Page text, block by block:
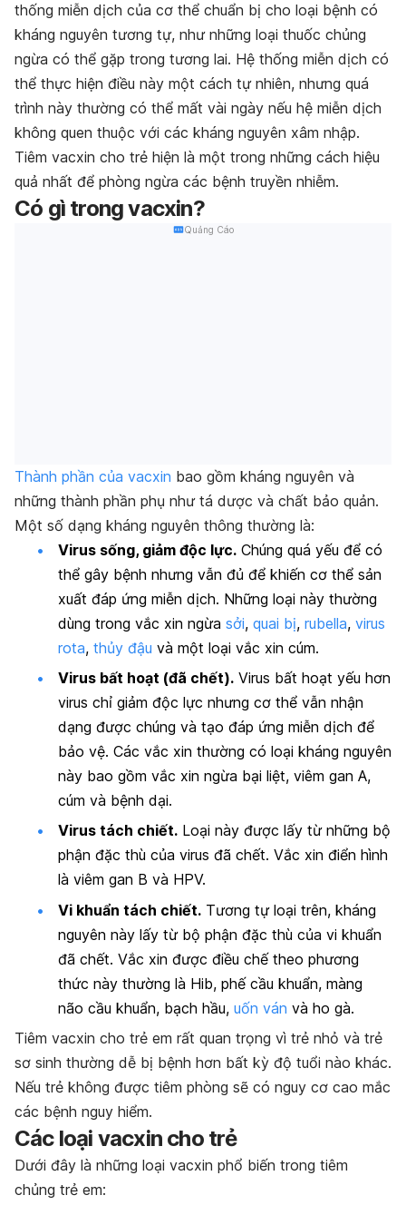
thống miễn dịch của cơ thể chuẩn bị cho loại bệnh có
kháng nguyên tương tự, như những loại thuốc chủng
ngừa có thể gặp trong tương lai. Hệ thống miễn dịch có
thể thực hiện điều này một cách tự nhiên, nhưng quá
trình này thường có thể mất vài ngày nếu hệ miễn dịch
không quen thuộc với các kháng nguyên xâm nhập.
Tiêm vacxin cho trẻ hiện là một trong những cách hiệu
quả nhất để phòng ngừa các bệnh truyền nhiễm.
Có gì trong vacxin?
Quảng Cáo
Thành phần của vacxin bao gồm kháng nguyên và
những thành phần phụ như tá dược và chất bảo quản.
Một số dạng kháng nguyên thông thường là:
Virus sống, giảm độc lực. Chúng quá yếu để có
thể gây bệnh nhưng vẫn đủ để khiến cơ thể sản
xuất đáp ứng miễn dịch. Những loại này thường
dùng trong vắc xin ngừa sởi, quai bị, rubella, virus
rota, thủy đậu và một loại vắc xin cúm.
Virus bất hoạt (đã chết). Virus bất hoạt yếu hơn
virus chỉ giảm độc lực nhưng cơ thể vẫn nhận
dạng được chúng và tạo đáp ứng miễn dịch để
bảo vệ. Các vắc xin thường có loại kháng nguyên
này bao gồm vắc xin ngừa bại liệt, viêm gan A,
cúm và bệnh dại.
Virus tách chiết. Loại này được lấy từ những bộ
phận đặc thù của virus đã chết. Vắc xin điển hình
là viêm gan B và HPV.
Vi khuẩn tách chiết. Tương tự loại trên, kháng
nguyên này lấy từ bộ phận đặc thù của vi khuẩn
đã chết. Vắc xin được điều chế theo phương
thức này thường là Hib, phế cầu khuẩn, màng
não cầu khuẩn, bạch hầu, uốn ván và ho gà.
Tiêm vacxin cho trẻ em rất quan trọng vì trẻ nhỏ và trẻ
sơ sinh thường dễ bị bệnh hơn bất kỳ độ tuổi nào khác.
Nếu trẻ không được tiêm phòng sẽ có nguy cơ cao mắc
các bệnh nguy hiểm.
Các loại vacxin cho trẻ
Dưới đây là những loại vacxin phổ biến trong tiêm
chủng trẻ em: